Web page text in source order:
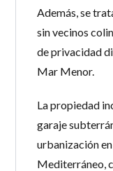
Además, se
sin vecinos
de privacidad
Mar Menor.
La propiedad
garaje
urbanización
Mediterráneo,